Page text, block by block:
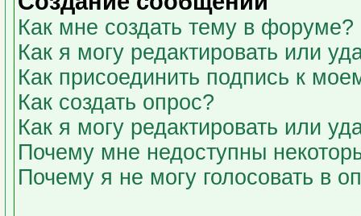
Как мне создать тему в форуме?
Как я могу редактировать или
Как присоединить подпись к
Как создать опрос?
Как я могу редактировать или
Почему мне недоступны
Почему я не могу голосовать в